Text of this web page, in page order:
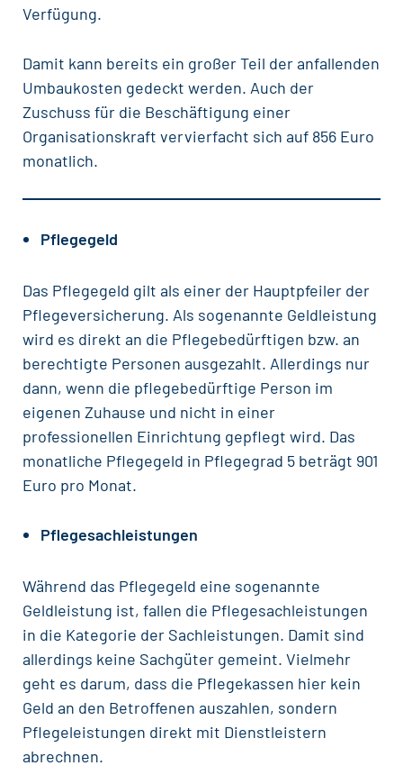
Verfügung.
Damit kann bereits ein großer Teil der anfallenden
Umbaukosten gedeckt werden. Auch der
Zuschuss für die Beschäftigung einer
Organisationskraft vervierfacht sich auf 856 Euro
monatlich.
Pflegegeld
Das Pflegegeld gilt als einer der Hauptpfeiler der
Pflegeversicherung. Als sogenannte Geldleistung
wird es direkt an die Pflegebedürftigen bzw. an
berechtigte Personen ausgezahlt. Allerdings nur
dann, wenn die pflegebedürftige Person im
eigenen Zuhause und nicht in einer
professionellen Einrichtung gepflegt wird. Das
monatliche Pflegegeld in Pflegegrad 5 beträgt 901
Euro pro Monat.
Pflegesachleistungen
Während das Pflegegeld eine sogenannte
Geldleistung ist, fallen die Pflegesachleistungen
in die Kategorie der Sachleistungen. Damit sind
allerdings keine Sachgüter gemeint. Vielmehr
geht es darum, dass die Pflegekassen hier kein
Geld an den Betroffenen auszahlen, sondern
Pflegeleistungen direkt mit Dienstleistern
abrechnen.